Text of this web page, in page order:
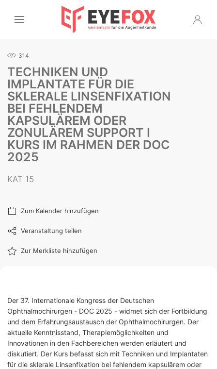
314
TECHNIKEN UND
IMPLANTATE FÜR DIE
SKLERALE LINSENFIXATION
BEI FEHLENDEM
KAPSULÄREM ODER
ZONULÄREM SUPPORT I
KURS IM RAHMEN DER DOC
2025
KAT 15
Zum Kalender hinzufügen
Veranstaltung teilen
Zur Merkliste hinzufügen
Der 37. Internationale Kongress der Deutschen
Ophthalmochirurgen - DOC 2025 - widmet sich der Fortbildung
und dem Erfahrungsaustausch der Ophthalmochirurgen. Der
aktuelle Kenntnisstand, Therapiemöglichkeiten und
Innovationen in den Fachbereichen werden erläutert und
diskutiert. Der Kurs befasst sich mit Techniken und Implantaten
für die sklerale Linsenfixation bei fehlendem kapsulärem oder